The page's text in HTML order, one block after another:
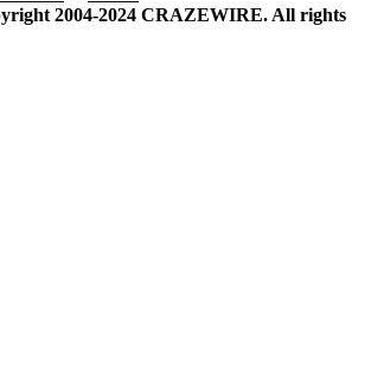
2004-2024 CRAZEWIRE. All rights